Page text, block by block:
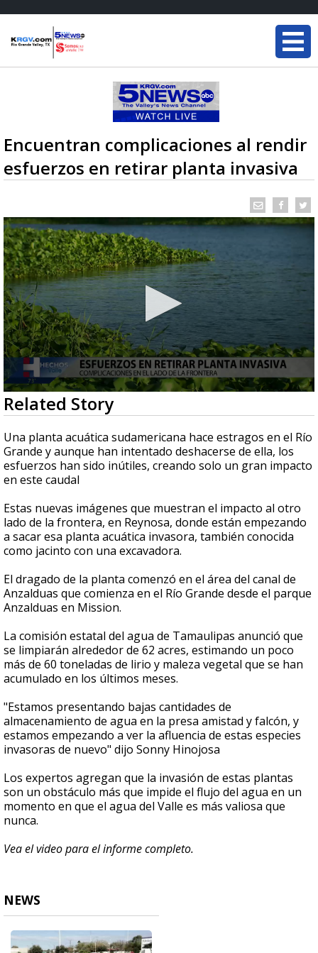
Encuentran complicaciones al rendir
esfuerzos en retirar planta invasiva
0
seconds
of
1
minute,
3
seconds
Related Story
Una planta acuática sudamericana hace estragos en el Río
Grande y aunque han intentado deshacerse de ella, los
esfuerzos han sido inútiles, creando solo un gran impacto
en este caudal
Estas nuevas imágenes que muestran el impacto al otro
lado de la frontera, en Reynosa, donde están empezando
a sacar esa planta acuática invasora, también conocida
como jacinto con una excavadora.
El dragado de la planta comenzó en el área del canal de
Anzalduas que comienza en el Río Grande desde el parque
Anzalduas en Mission.
La comisión estatal del agua de Tamaulipas anunció que
se limpiarán alrededor de 62 acres, estimando un poco
más de 60 toneladas de lirio y maleza vegetal que se han
acumulado en los últimos meses.
"Estamos presentando bajas cantidades de
almacenamiento de agua en la presa amistad y falcón, y
estamos empezando a ver la afluencia de estas especies
invasoras de nuevo" dijo Sonny Hinojosa
Los expertos agregan que la invasión de estas plantas
son un obstáculo más que impide el flujo del agua en un
momento en que el agua del Valle es más valiosa que
nunca.
Vea el video para el informe completo.
NEWS